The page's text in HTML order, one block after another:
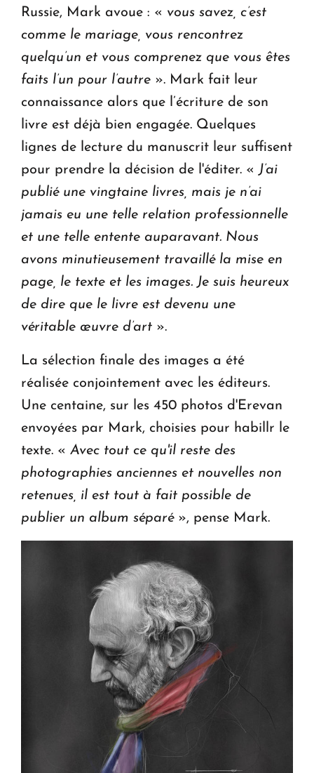
Russie, Mark avoue : « vous savez, c’est
comme le mariage, vous rencontrez
quelqu’un et vous comprenez que vous êtes
faits l’un pour l’autre ». Mark fait leur
connaissance alors que l’écriture de son
livre est déjà bien engagée. Quelques
lignes de lecture du manuscrit leur suffisent
pour prendre la décision de l'éditer. « J’ai
publié une vingtaine livres, mais je n’ai
jamais eu une telle relation professionnelle
et une telle entente auparavant. Nous
avons minutieusement travaillé la mise en
page, le texte et les images. Je suis heureux
de dire que le livre est devenu une
véritable œuvre d’art ».
La sélection finale des images a été
réalisée conjointement avec les éditeurs.
Une centaine, sur les 450 photos d'Erevan
envoyées par Mark, choisies pour habillr le
texte. « Avec tout ce qu'il reste des
photographies anciennes et nouvelles non
retenues, il est tout à fait possible de
publier un album séparé», pense Mark.